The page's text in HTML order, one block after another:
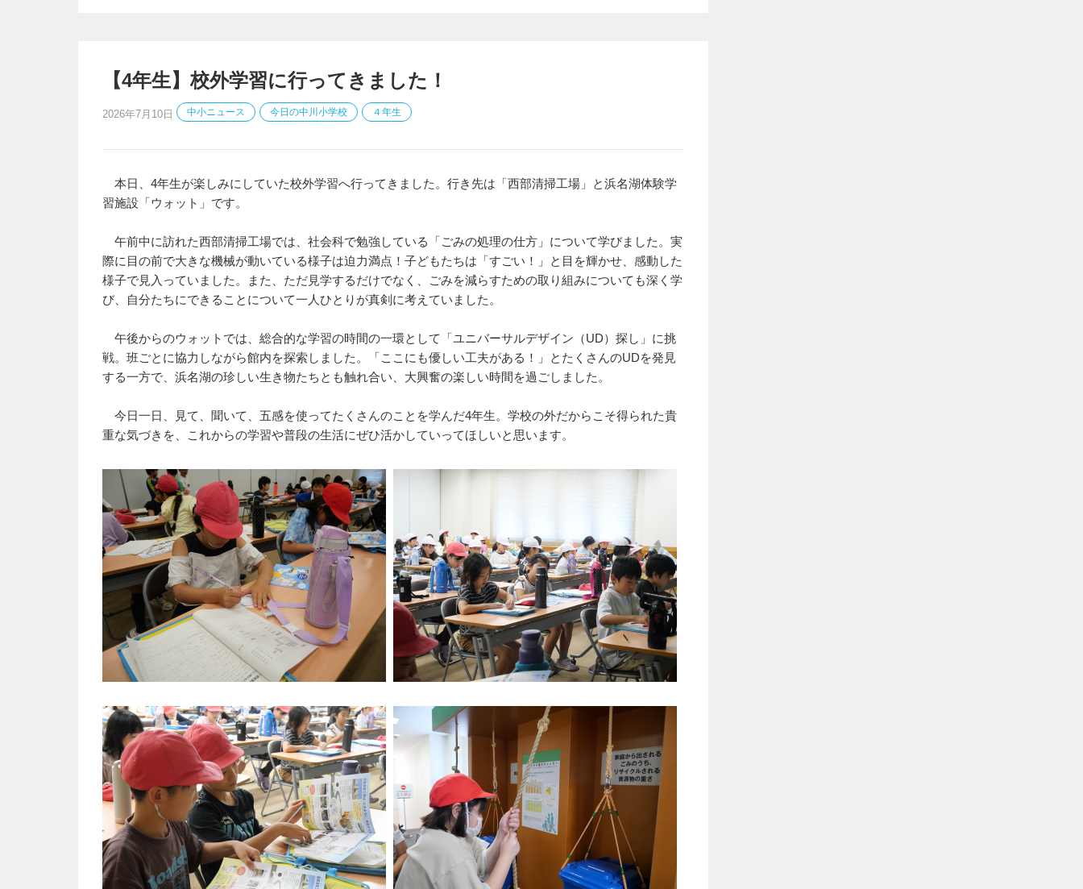
【4年生】校外学習に行ってきました！
2026年7月10日 中小ニュース 今日の中川小学校 ４年生
本日、4年生が楽しみにしていた校外学習へ行ってきました。行き先は「西部清掃工場」と浜名湖体験学
習施設「ウォット」です。
午前中に訪れた西部清掃工場では、社会科で勉強している「ごみの処理の仕方」について学びました。実
際に目の前で大きな機械が動いている様子は迫力満点！子どもたちは「すごい！」と目を輝かせ、感動した
様子で見入っていました。また、ただ見学するだけでなく、ごみを減らすための取り組みについても深く学
び、自分たちにできることについて一人ひとりが真剣に考えていました。
午後からのウォットでは、総合的な学習の時間の一環として「ユニバーサルデザイン（UD）探し」に挑
戦。班ごとに協力しながら館内を探索しました。「ここにも優しい工夫がある！」とたくさんのUDを発見
する一方で、浜名湖の珍しい生き物たちとも触れ合い、大興奮の楽しい時間を過ごしました。
今日一日、見て、聞いて、五感を使ってたくさんのことを学んだ4年生。学校の外だからこそ得られた貴
重な気づきを、これからの学習や普段の生活にぜひ活かしていってほしいと思います。